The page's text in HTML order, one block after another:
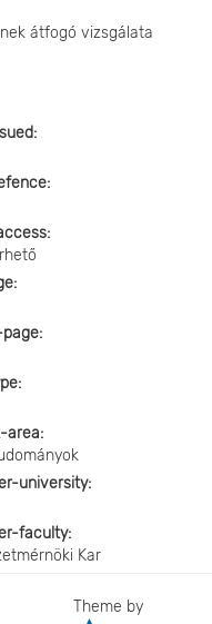
átfogó vizsgálata
area
university
faculty
Kar
Theme by